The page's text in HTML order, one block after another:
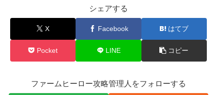
シェアする
X Facebook はてブ
Pocket LINE コピー
ファームヒーロー攻略管理人をフォローする